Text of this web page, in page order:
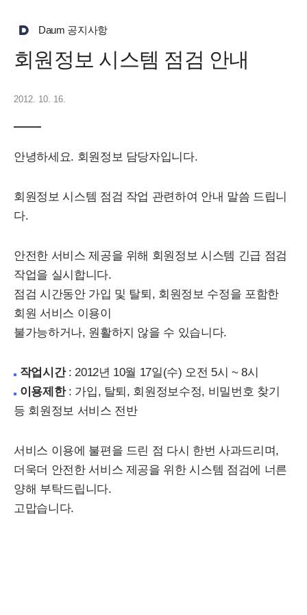
Daum 공지사항
회원정보 시스템 점검 안내
2012. 10. 16.
안녕하세요. 회원정보 담당자입니다.
회원정보 시스템 점검 작업 관련하여 안내 말씀 드립니
다.
안전한 서비스 제공을 위해 회원정보 시스템 긴급 점검
작업을 실시합니다.
점검 시간동안 가입 및 탈퇴, 회원정보 수정을 포함한
회원 서비스 이용이
불가능하거나, 원활하지 않을 수 있습니다.
작업시간: 2012년 10월 17일(수) 오전 5시 ~ 8시
이용제한: 가입, 탈퇴, 회원정보수정, 비밀번호 찾기
등 회원정보 서비스 전반
서비스 이용에 불편을 드린 점 다시 한번 사과드리며,
더욱더 안전한 서비스 제공을 위한 시스템 점검에 너른
양해 부탁드립니다.
고맙습니다.